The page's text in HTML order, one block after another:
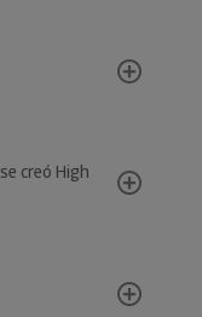
creó High